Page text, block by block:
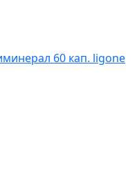
60 кап. ligone